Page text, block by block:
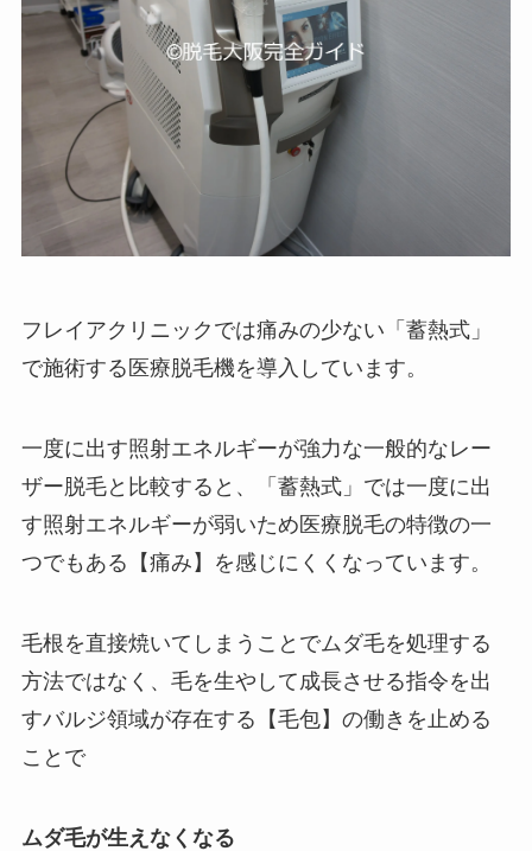
フレイアクリニックでは痛みの少ない「蓄熱式」
で施術する医療脱毛機を導入しています。
一度に出す照射エネルギーが強力な一般的なレー
ザー脱毛と比較すると、「蓄熱式」では一度に出
す照射エネルギーが弱いため医療脱毛の特徴の一
つでもある【痛み】を感じにくくなっています。
毛根を直接焼いてしまうことでムダ毛を処理する
方法ではなく、毛を生やして成長させる指令を出
すバルジ領域が存在する【毛包】の働きを止める
ことで
ムダ毛が生えなくなる